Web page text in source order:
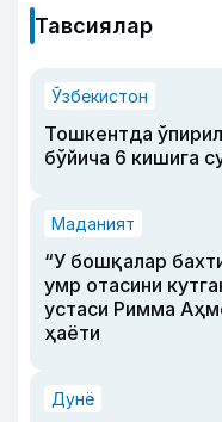
Тавсиялар
Ўзбекистон
Тошкентда
бўйича 6 кишига
Маданият
“У бошқалар
умр отасини
устаси Римма
ҳаёти
Дунё